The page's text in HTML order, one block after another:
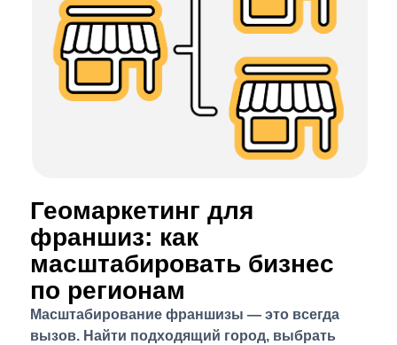
Геомаркетинг для
франшиз: как
масштабировать бизнес
по регионам
Масштабирование франшизы — это всегда
вызов. Найти подходящий город, выбрать